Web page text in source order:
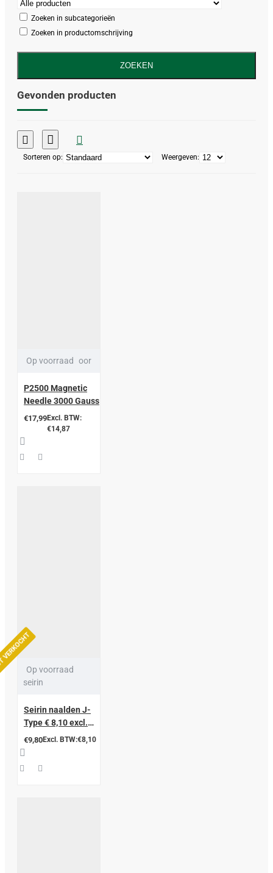
Zoeken in subcategorieën
Zoeken in productomschrijving
ZOEKEN
Gevonden producten
Sorteren op: Weergeven:
Op voorraad oor
P2500 Magnetic
Needle 3000 Gauss
€17,99Excl. BTW:
€14,87
Op voorraad
seirin
Seirin naalden J-
Type € 8,10 excl.
btw
€9,80Excl. BTW:€8,10